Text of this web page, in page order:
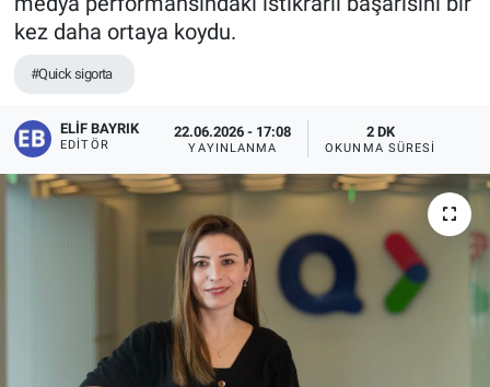
kez daha ortaya koydu.
#Quick sigorta
ELIF BAYRIK
EDITÖR
22.06.2026 - 17:08
YAYINLANMA
2 DK
OKUNMA SÜRESI